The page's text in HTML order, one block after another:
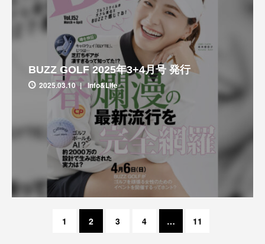
BUZZ GOLF 2025年3+4月号 発行
2025.03.10 Info&Life
1 2 3 4 … 11